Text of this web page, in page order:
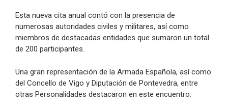
Esta nueva cita anual contó con la presencia de
numerosas autoridades civiles y militares, así como
miembros de destacadas entidades que sumaron un total
de 200 participantes.
Una gran representación de la Armada Española, así como
del Concello de Vigo y Diputación de Pontevedra, entre
otras Personalidades destacaron en este encuentro.